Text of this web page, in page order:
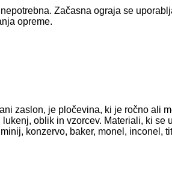
Začasna ograja se
opreme.
zaslon, je pločevina, ki je ročno ali
oblik in vzorcev. Materiali, ki
konzervo, baker, monel, inconel,